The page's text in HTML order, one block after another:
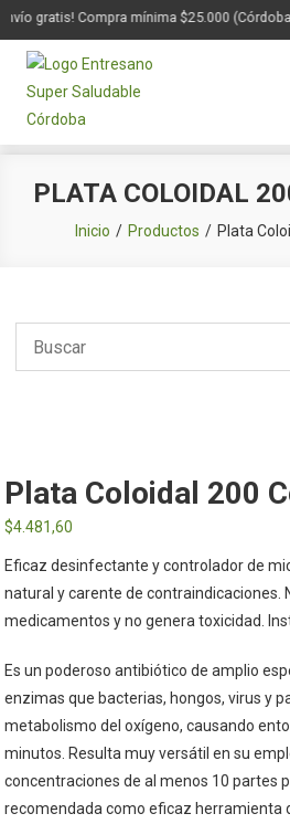
gratis! Compra mínima $25.000 (Córdoba
PLATA COLOIDAL
Inicio Productos Plata
Plata Coloidal 200
$4.481,60
Eficaz desinfectante y controlador de
natural y carente de contraindicaciones.
medicamentos y no genera toxicidad.
Es un poderoso antibiótico de amplio
enzimas que bacterias, hongos, virus y
metabolismo del oxígeno, causando
minutos. Resulta muy versátil en su
concentraciones de al menos 10 partes
recomendada como eficaz herramienta